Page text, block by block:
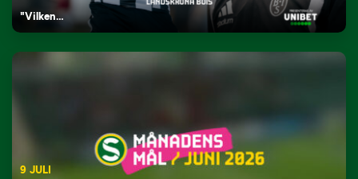
"Vilken…
9 JULI